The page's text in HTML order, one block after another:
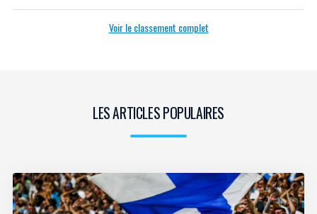
Voir le classement complet
LES ARTICLES POPULAIRES